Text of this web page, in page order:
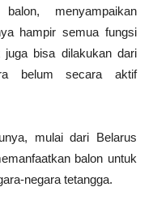
menyampaikan
hampir semua fungsi
bisa dilakukan dari
belum secara aktif
mulai dari Belarus
balon untuk
negara tetangga.